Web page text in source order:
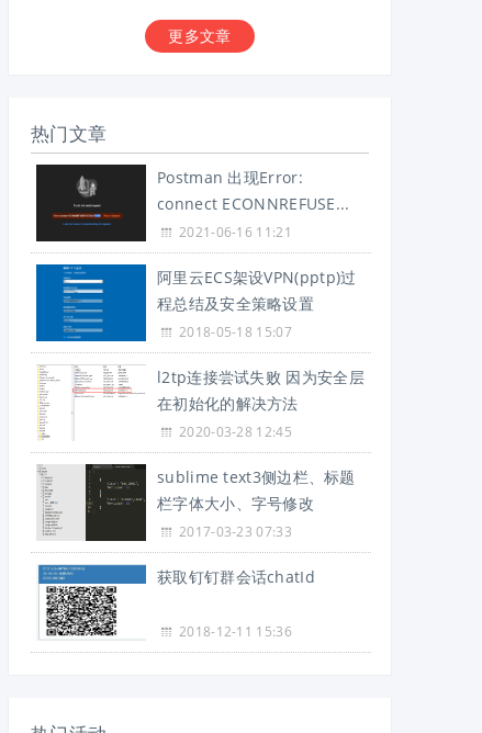
更多文章
热门文章
Postman 出现Error:
connect ECONNREFUSE...
2021-06-16 11:21
阿里云ECS架设VPN(pptp)过
程总结及安全策略设置
2018-05-18 15:07
l2tp连接尝试失败 因为安全层
在初始化的解决方法
2020-03-28 12:45
sublime text3侧边栏、标题
栏字体大小、字号修改
2017-03-23 07:33
获取钉钉群会话chatId
2018-12-11 15:36